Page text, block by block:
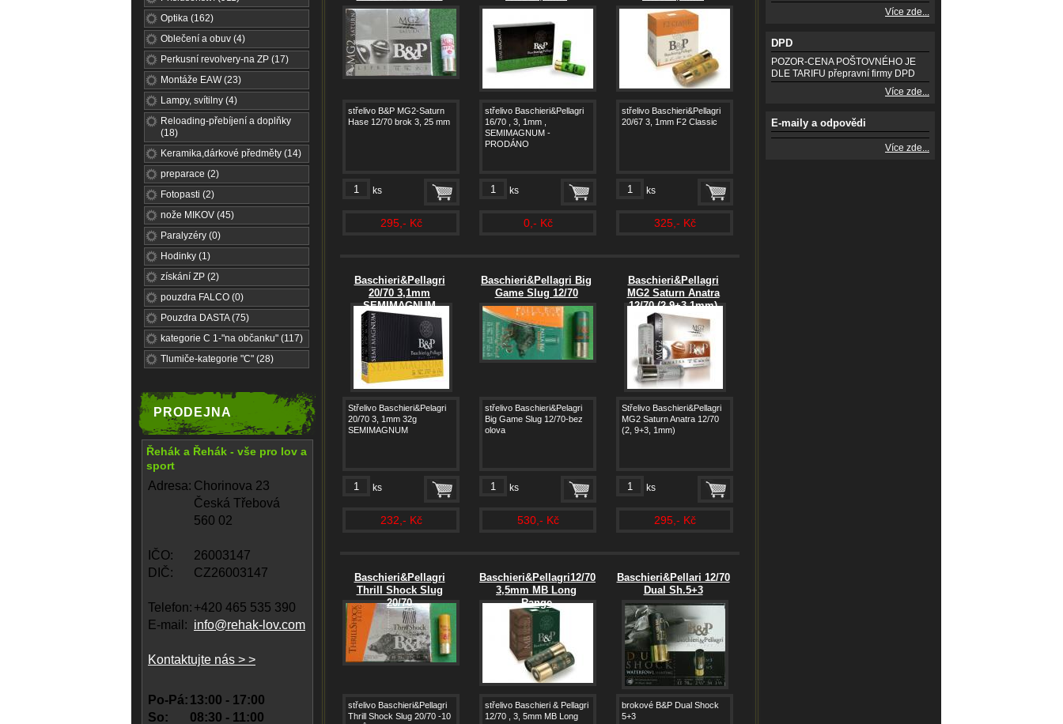
Optika (162)
Oblečení a obuv (4)
Perkusní revolvery-na ZP (17)
Montáže EAW (23)
Lampy, svítilny (4)
Reloading-přebíjení a doplňky
(18)
Keramika,dárkové předměty (14)
preparace (2)
Fotopasti (2)
nože MIKOV (45)
Paralyzéry (0)
Hodinky (1)
získání ZP (2)
pouzdra FALCO (0)
Pouzdra DASTA (75)
kategorie C 1-"na občanku" (117)
Tlumiče-kategorie "C" (28)
PRODEJNA
Řehák a Řehák - vše pro lov a
sport
Adresa: Chorinova 23
Česká Třebová
560 02
IČO:
26003147
DIČ:
CZ26003147
Telefon: +420 465 535 390
E-mail: info@rehak-lov.com
Kontaktujte nás > >
Po-Pá: 13:00 - 17:00
So:
08:30 - 11:00
střelivo B&P MG2-Saturn
Hase 12/70 brok 3, 25 mm
ks
295,- Kč
střelivo Baschieri&Pellagri
16/70 , 3, 1mm ,
SEMIMAGNUM -
PRODÁNO
ks
0,- Kč
střelivo Baschieri&Pellagri
20/67 3, 1mm F2 Classic
ks
325,- Kč
Baschieri&Pellagri
20/70 3,1mm
SEMIMAGNUM
Střelivo Baschieri&Pelagri
20/70 3, 1mm 32g
SEMIMAGNUM
ks
232,- Kč
Baschieri&Pellagri Big
Game Slug 12/70
střelivo Baschieri&Pelagri
Big Game Slug 12/70-bez
olova
ks
530,- Kč
Baschieri&Pellagri
MG2 Saturn Anatra
12/70 (2,9+3,1mm)
Střelivo Baschieri&Pellagri
MG2 Saturn Anatra 12/70
(2, 9+3, 1mm)
ks
295,- Kč
Baschieri&Pellagri
Thrill Shock Slug
20/70
střelivo Baschieri&Pellagri
Thrill Shock Slug 20/70 -10
Baschieri&Pellagri12/70
3,5mm MB Long
Range
střelivo Baschieri & Pellagri
12/70 , 3, 5mm MB Long
Baschieri&Pellari 12/70
Dual Sh.5+3
brokové B&P Dual Shock
5+3
Více zde...
DPD
POZOR-CENA POŠTOVNÉHO JE
DLE TARIFU přepravní firmy DPD
Více zde...
E-maily a odpovědi
Více zde...